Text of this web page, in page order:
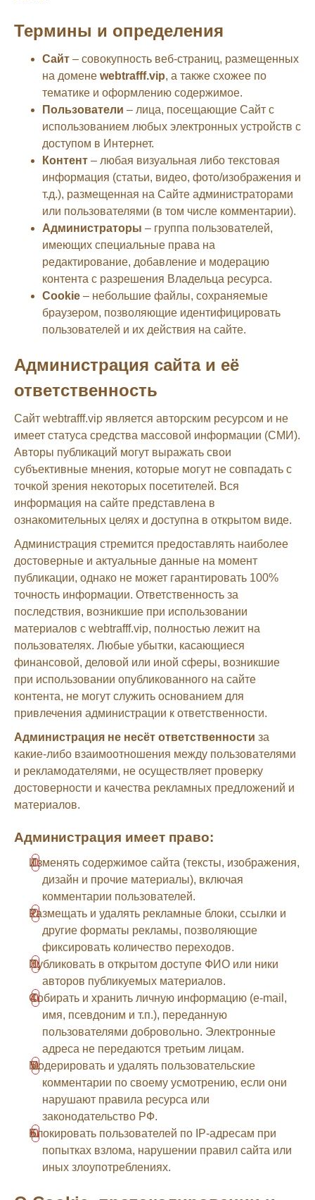
Термины и определения
Сайт – совокупность веб-страниц, размещенных
на домене webtrafff.vip, а также схожее по
тематике и оформлению содержимое.
Пользователи – лица, посещающие Сайт с
использованием любых электронных устройств с
доступом в Интернет.
Контент – любая визуальная либо текстовая
информация (статьи, видео, фото/изображения и
т.д.), размещенная на Сайте администраторами
или пользователями (в том числе комментарии).
Администраторы – группа пользователей,
имеющих специальные права на
редактирование, добавление и модерацию
контента с разрешения Владельца ресурса.
Cookie – небольшие файлы, сохраняемые
браузером, позволяющие идентифицировать
пользователей и их действия на сайте.
Администрация сайта и её
ответственность
Сайт webtrafff.vip является авторским ресурсом и не
имеет статуса средства массовой информации (СМИ).
Авторы публикаций могут выражать свои
субъективные мнения, которые могут не совпадать с
точкой зрения некоторых посетителей. Вся
информация на сайте представлена в
ознакомительных целях и доступна в открытом виде.
Администрация стремится предоставлять наиболее
достоверные и актуальные данные на момент
публикации, однако не может гарантировать 100%
точность информации. Ответственность за
последствия, возникшие при использовании
материалов с webtrafff.vip, полностью лежит на
пользователях. Любые убытки, касающиеся
финансовой, деловой или иной сферы, возникшие
при использовании опубликованного на сайте
контента, не могут служить основанием для
привлечения администрации к ответственности.
Администрация не несёт ответственности за
какие-либо взаимоотношения между пользователями
и рекламодателями, не осуществляет проверку
достоверности и качества рекламных предложений и
материалов.
Администрация имеет право:
Изменять содержимое сайта (тексты, изображения,
дизайн и прочие материалы), включая
комментарии пользователей.
Размещать и удалять рекламные блоки, ссылки и
другие форматы рекламы, позволяющие
фиксировать количество переходов.
Публиковать в открытом доступе ФИО или ники
авторов публикуемых материалов.
Собирать и хранить личную информацию (e-mail,
имя, псевдоним и т.п.), переданную
пользователями добровольно. Электронные
адреса не передаются третьим лицам.
Модерировать и удалять пользовательские
комментарии по своему усмотрению, если они
нарушают правила ресурса или
законодательство РФ.
Блокировать пользователей по IP-адресам при
попытках взлома, нарушении правил сайта или
иных злоупотреблениях.